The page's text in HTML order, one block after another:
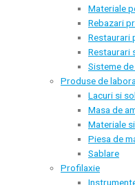
Materiale
Rebazari
Restaurari
Restaurari
Sisteme
Produse de
Lacuri si
Masa de
Materiale
Piesa de
Sablare
Profilaxie